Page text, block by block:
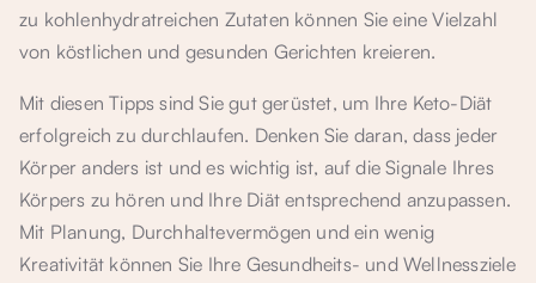
zu kohlenhydratreichen Zutaten können Sie eine Vielzahl
von köstlichen und gesunden Gerichten kreieren.
Mit diesen Tipps sind Sie gut gerüstet, um Ihre Keto-Diät
erfolgreich zu durchlaufen. Denken Sie daran, dass jeder
Körper anders ist und es wichtig ist, auf die Signale Ihres
Körpers zu hören und Ihre Diät entsprechend anzupassen.
Mit Planung, Durchhaltevermögen und ein wenig
Kreativität können Sie Ihre Gesundheits- und Wellnessziele